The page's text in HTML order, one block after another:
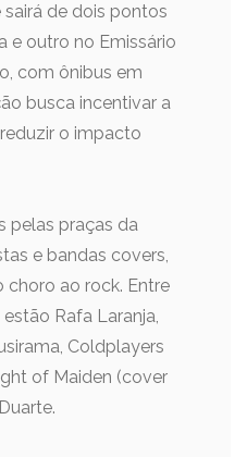
de dois pontos
e outro no Emissário
com ônibus em
busca incentivar a
o impacto
pelas praças da
e bandas covers,
ao rock. Entre
Rafa Laranja,
Coldplayers
of Maiden (cover